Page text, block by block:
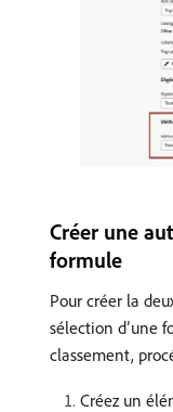
Créer une
formule
Pour créer la
sélection d’une
classement,
Créez un